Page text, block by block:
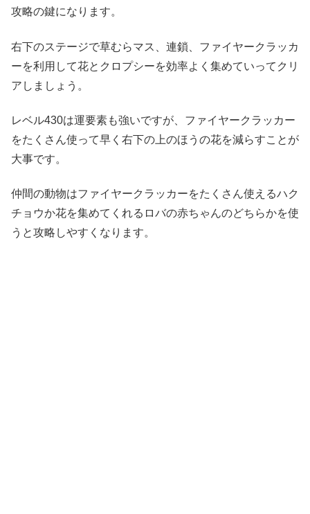
攻略の鍵になります。
右下のステージで草むらマス、連鎖、ファイヤークラッカ
ーを利用して花とクロプシーを効率よく集めていってクリ
アしましょう。
レベル430は運要素も強いですが、ファイヤークラッカー
をたくさん使って早く右下の上のほうの花を減らすことが
大事です。
仲間の動物はファイヤークラッカーをたくさん使えるハク
チョウか花を集めてくれるロバの赤ちゃんのどちらかを使
うと攻略しやすくなります。